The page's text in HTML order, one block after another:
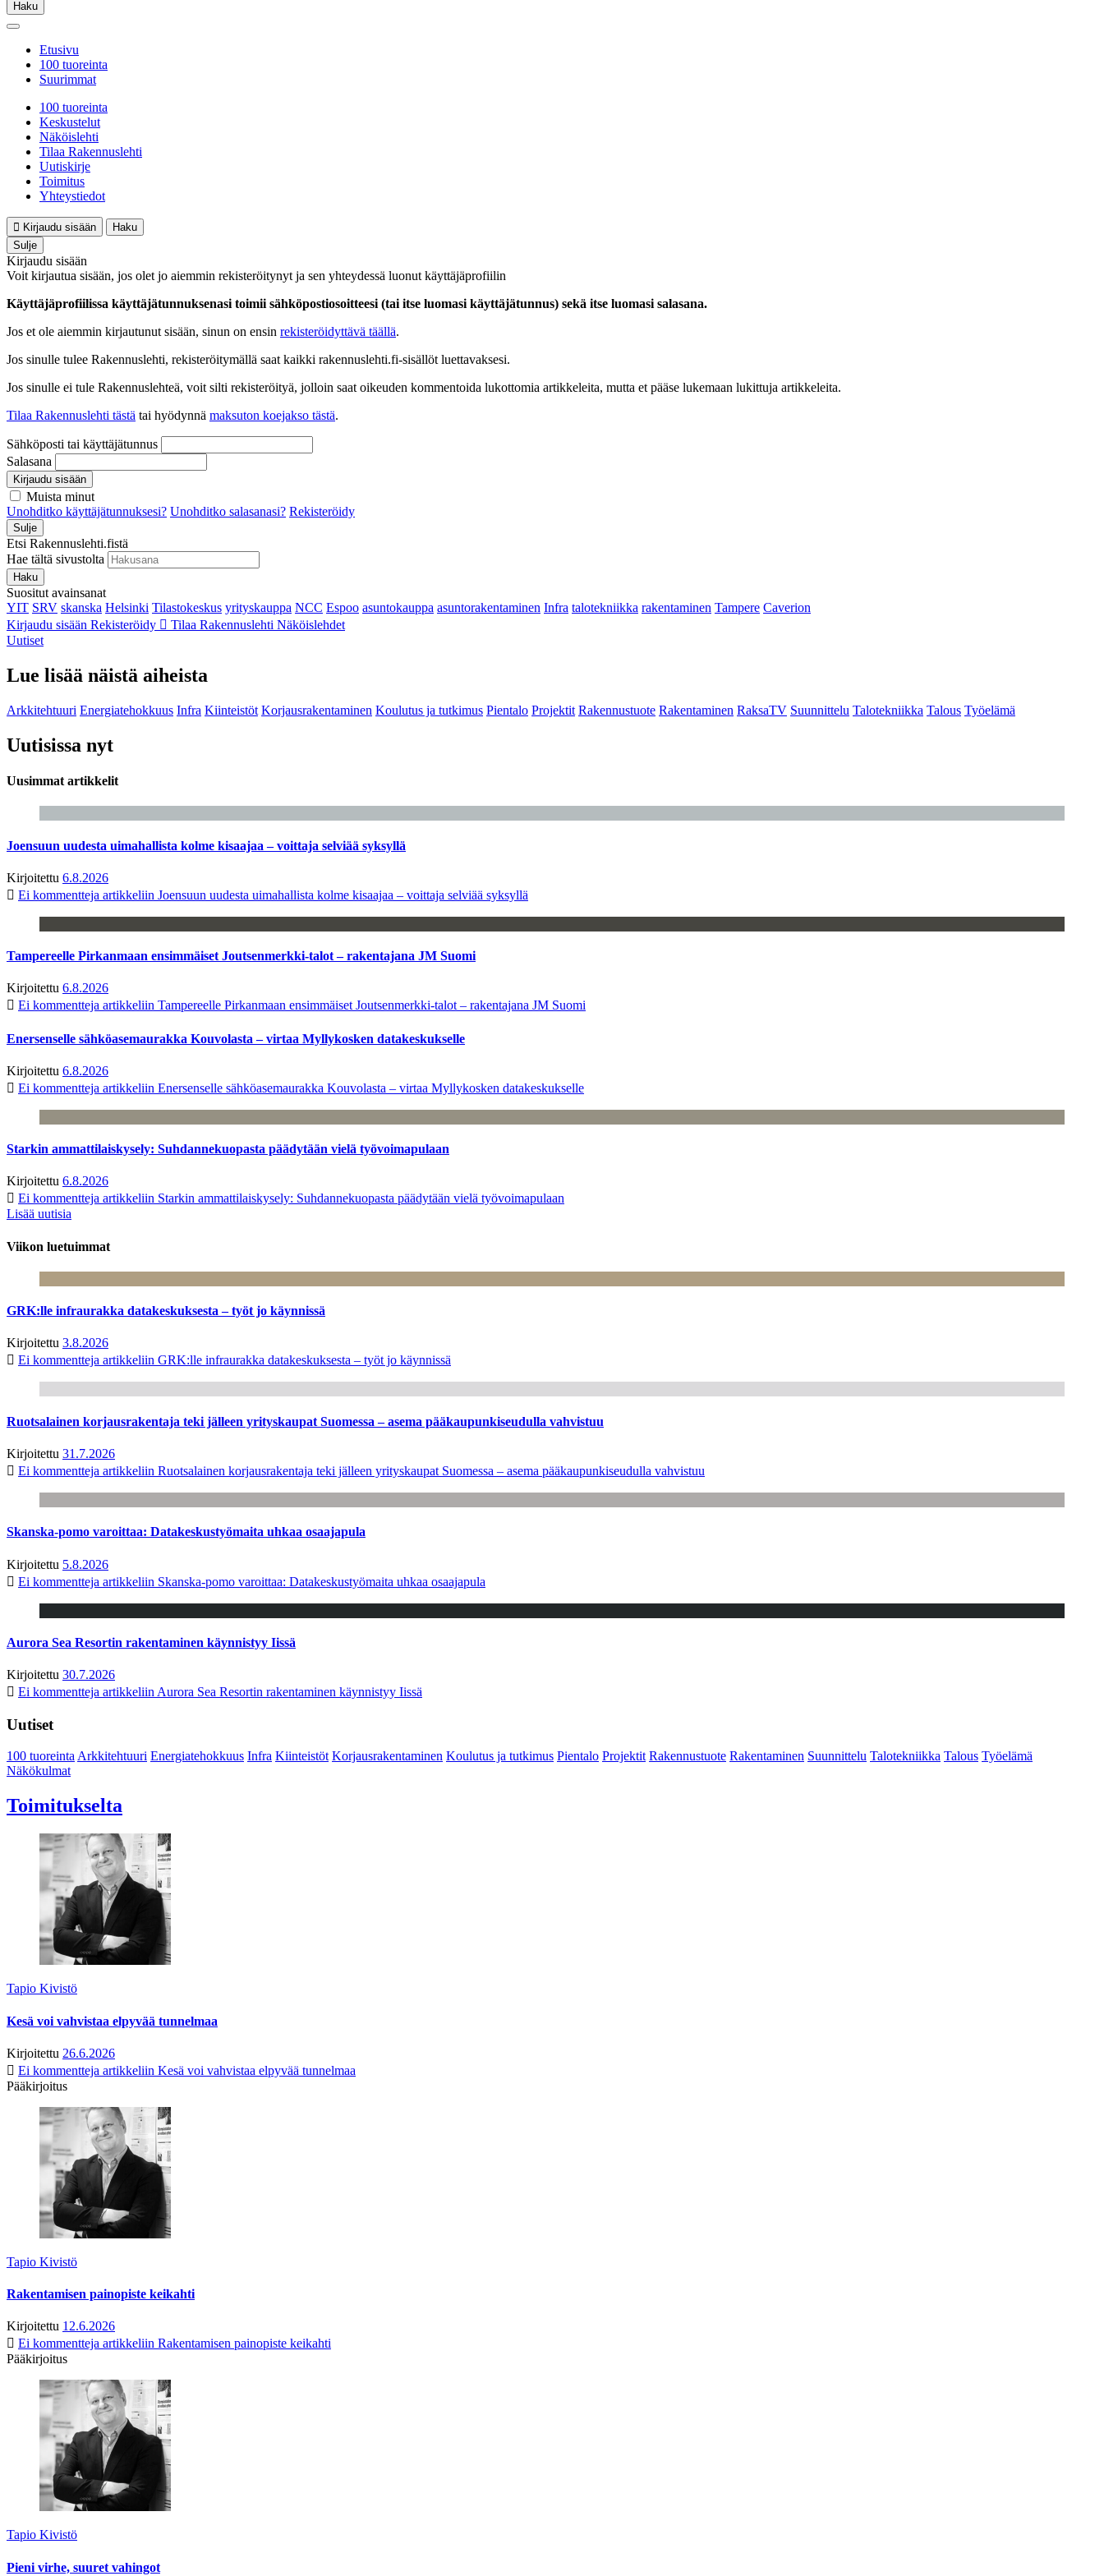
Haku
Etusivu
100 tuoreinta
Suurimmat
100 tuoreinta
Keskustelut
Näköislehti
Tilaa Rakennuslehti
Uutiskirje
Toimitus
Yhteystiedot
Kirjaudu sisään
Haku
Sulje
Kirjaudu sisään
Voit kirjautua sisään, jos olet jo aiemmin rekisteröitynyt ja sen yhteydessä luonut käyttäjäprofiilin
Käyttäjäprofiilissa käyttäjätunnuksenasi toimii sähköpostiosoitteesi (tai itse luomasi käyttäjätunnus) sekä itse luomasi salasana.
Jos et ole aiemmin kirjautunut sisään, sinun on ensin rekisteröidyttävä täällä.
Jos sinulle tulee Rakennuslehti, rekisteröitymällä saat kaikki rakennuslehti.fi-sisällöt luettavaksesi.
Jos sinulle ei tule Rakennuslehteä, voit silti rekisteröityä, jolloin saat oikeuden kommentoida lukottomia artikkeleita, mutta et pääse lukemaan lukittuja artikkeleita.
Tilaa Rakennuslehti tästä tai hyödynnä maksuton koejakso tästä.
Sähköposti tai käyttäjätunnus
Salasana
Kirjaudu sisään
Muista minut
Unohditko käyttäjätunnuksesi? Unohditko salasanasi? Rekisteröidy
Sulje
Etsi Rakennuslehti.fistä
Hae tältä sivustolta
Haku
Suositut avainsanat
YIT SRV skanska Helsinki Tilastokeskus yrityskauppa NCC Espoo asuntokauppa asuntorakentaminen Infra talotekniikka rakentaminen Tampere Caverion
Kirjaudu sisään Rekisteröidy Tilaa Rakennuslehti Näköislehdet
Uutiset
Lue lisää näistä aiheista
Arkkitehtuuri Energiatehokkuus Infra Kiinteistöt Korjausrakentaminen Koulutus ja tutkimus Pientalo Projektit Rakennustuote Rakentaminen RaksaTV Suunnittelu Talotekniikka Talous Työelämä
Uutisissa nyt
Uusimmat artikkelit
Joensuun uudesta uimahallista kolme kisaajaa – voittaja selviää syksyllä
Kirjoitettu 6.8.2026
Ei kommentteja artikkeliin Joensuun uudesta uimahallista kolme kisaajaa – voittaja selviää syksyllä
Tampereelle Pirkanmaan ensimmäiset Joutsenmerkki-talot – rakentajana JM Suomi
Kirjoitettu 6.8.2026
Ei kommentteja artikkeliin Tampereelle Pirkanmaan ensimmäiset Joutsenmerkki-talot – rakentajana JM Suomi
Enersenselle sähköasemaurakka Kouvolasta – virtaa Myllykosken datakeskukselle
Kirjoitettu 6.8.2026
Ei kommentteja artikkeliin Enersenselle sähköasemaurakka Kouvolasta – virtaa Myllykosken datakeskukselle
Starkin ammattilaiskysely: Suhdannekuopasta päädytään vielä työvoimapulaan
Kirjoitettu 6.8.2026
Ei kommentteja artikkeliin Starkin ammattilaiskysely: Suhdannekuopasta päädytään vielä työvoimapulaan
Lisää uutisia
Viikon luetuimmat
GRK:lle infraurakka datakeskuksesta – työt jo käynnissä
Kirjoitettu 3.8.2026
Ei kommentteja artikkeliin GRK:lle infraurakka datakeskuksesta – työt jo käynnissä
Ruotsalainen korjausrakentaja teki jälleen yrityskaupat Suomessa – asema pääkaupunkiseudulla vahvistuu
Kirjoitettu 31.7.2026
Ei kommentteja artikkeliin Ruotsalainen korjausrakentaja teki jälleen yrityskaupat Suomessa – asema pääkaupunkiseudulla vahvistuu
Skanska-pomo varoittaa: Datakeskustyömaita uhkaa osaajapula
Kirjoitettu 5.8.2026
Ei kommentteja artikkeliin Skanska-pomo varoittaa: Datakeskustyömaita uhkaa osaajapula
Aurora Sea Resortin rakentaminen käynnistyy Iissä
Kirjoitettu 30.7.2026
Ei kommentteja artikkeliin Aurora Sea Resortin rakentaminen käynnistyy Iissä
Uutiset
100 tuoreintaArkkitehtuuri Energiatehokkuus Infra Kiinteistöt Korjausrakentaminen Koulutus ja tutkimus Pientalo Projektit Rakennustuote Rakentaminen Suunnittelu Talotekniikka Talous Työelämä
Näkökulmat
Toimitukselta
Tapio Kivistö
Kesä voi vahvistaa elpyvää tunnelmaa
Kirjoitettu 26.6.2026
Ei kommentteja artikkeliin Kesä voi vahvistaa elpyvää tunnelmaa
Pääkirjoitus
Tapio Kivistö
Rakentamisen painopiste keikahti
Kirjoitettu 12.6.2026
Ei kommentteja artikkeliin Rakentamisen painopiste keikahti
Pääkirjoitus
Tapio Kivistö
Pieni virhe, suuret vahingot